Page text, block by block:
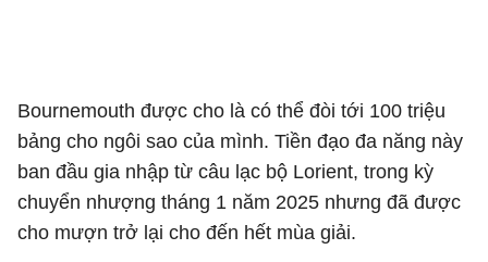
Bournemouth được cho là có thể đòi tới 100 triệu
bảng cho ngôi sao của mình. Tiền đạo đa năng này
ban đầu gia nhập từ câu lạc bộ Lorient, trong kỳ
chuyển nhượng tháng 1 năm 2025 nhưng đã được
cho mượn trở lại cho đến hết mùa giải.